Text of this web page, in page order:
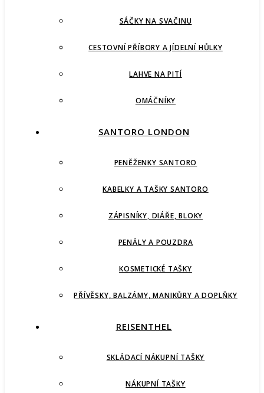
SÁČKY NA SVAČINU
CESTOVNÍ PŘÍBORY A JÍDELNÍ HŮLKY
LAHVE NA PITÍ
OMÁČNÍKY
SANTORO LONDON
PENĚŽENKY SANTORO
KABELKY A TAŠKY SANTORO
ZÁPISNÍKY, DIÁŘE, BLOKY
PENÁLY A POUZDRA
KOSMETICKÉ TAŠKY
PŘÍVĚSKY, BALZÁMY, MANIKŮRY A DOPLŇKY
REISENTHEL
SKLÁDACÍ NÁKUPNÍ TAŠKY
NÁKUPNÍ TAŠKY